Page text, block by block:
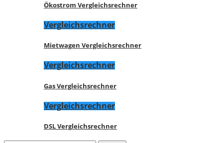
Ökostrom Vergleichsrechner
Vergleichsrechner
Mietwagen Vergleichsrechner
Vergleichsrechner
Gas Vergleichsrechner
Vergleichsrechner
DSL Vergleichsrechner